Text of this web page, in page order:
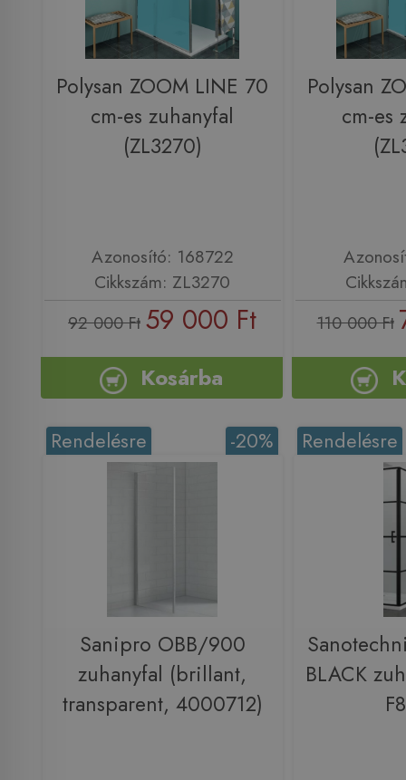
Polysan ZOOM LINE 70
cm-es zuhanyfal
(ZL3270)
Azonosító: 168722
Cikkszám: ZL3270
92 000 Ft 59 000 Ft
Kosárba
Polysan
cm-es
110 000 Ft
-20%
Rendelésre
Sanipro OBB/900
zuhanyfal (brillant,
transparent, 4000712)
Rendelésre
BLACK